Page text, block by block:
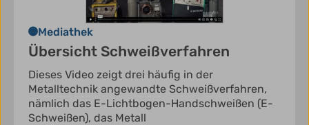
Mediathek
Übersicht Schweißverfahren
Dieses Video zeigt drei häufig in der
Metalltechnik angewandte Schweißverfahren,
nämlich das E-Lichtbogen-Handschweißen (E-
Schweißen), das Metall